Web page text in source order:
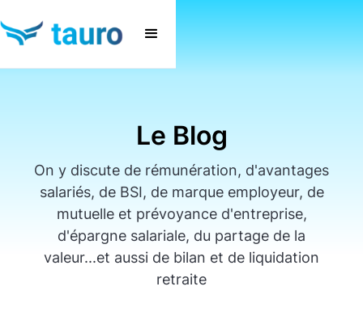
Le Blog
On y discute de rémunération, d'avantages
salariés, de BSI, de marque employeur, de
mutuelle et prévoyance d'entreprise,
d'épargne salariale, du partage de la
valeur...et aussi de bilan et de liquidation
retraite